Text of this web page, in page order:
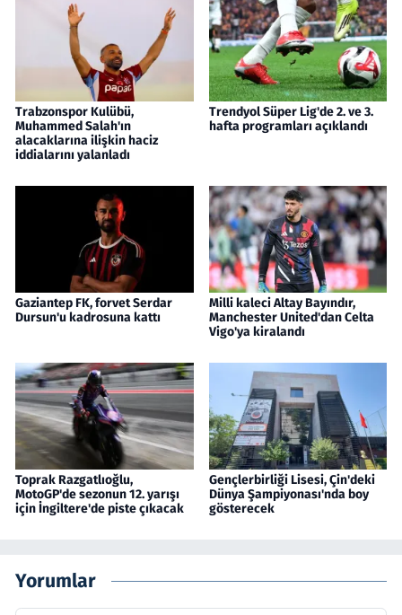
Trabzonspor Kulübü,
Muhammed Salah'ın
alacaklarına ilişkin haciz
iddialarını yalanladı
Trendyol Süper Lig'de 2. ve 3.
hafta programları açıklandı
Gaziantep FK, forvet Serdar
Dursun'u kadrosuna kattı
Milli kaleci Altay Bayındır,
Manchester United'dan Celta
Vigo'ya kiralandı
Toprak Razgatlıoğlu,
MotoGP'de sezonun 12. yarışı
için İngiltere'de piste çıkacak
Gençlerbirliği Lisesi, Çin'deki
Dünya Şampiyonası'nda boy
gösterecek
Yorumlar